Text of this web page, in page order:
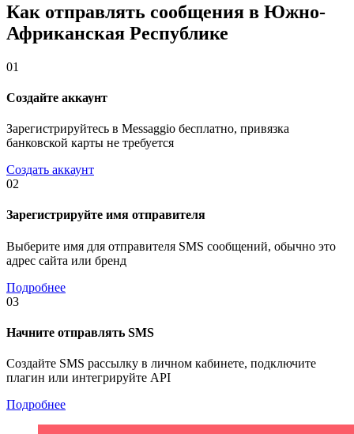
Как отправлять сообщения в Южно-
Африканская Республике
01
Создайте аккаунт
Зарегистрируйтесь в Messaggio бесплатно, привязка
банковской карты не требуется
Создать аккаунт
02
Зарегистрируйте имя отправителя
Выберите имя для отправителя SMS сообщений, обычно это
адрес сайта или бренд
Подробнее
03
Начните отправлять SMS
Создайте SMS рассылку в личном кабинете, подключите
плагин или интегрируйте API
Подробнее